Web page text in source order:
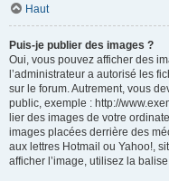
Haut
Puis-je publier des images ?
Oui, vous pouvez afficher des
l’administrateur a autorisé les
sur le forum. Autrement, vous
public, exemple : http://
lier des images de votre
images placées derrière des
aux lettres Hotmail ou Yahoo!,
afficher l’image, utilisez la